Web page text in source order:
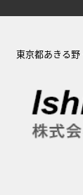
東京都あきる